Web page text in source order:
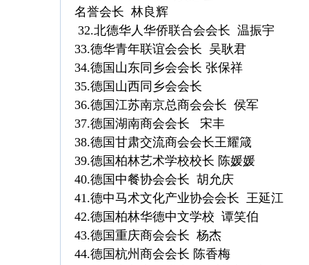
名誉会长 林良辉
32.北德华人华侨联合会会长 温振宇
33.德华青年联谊会会长 吴耿君
34.德国山东同乡会会长 张保祥
35.德国山西同乡会会长
36.德国江苏南京总商会会长 侯军
37.德国湖南商会会长 宋丰
38.德国甘肃交流商会会长王耀箴
39.德国柏林艺术学校校长 陈媛媛
40.德国中餐协会会长 胡允庆
41.德中马术文化产业协会会长 王延江
42.德国柏林华德中文学校 谭笑伯
43.德国重庆商会会长 杨杰
44.德国杭州商会会长 陈香梅